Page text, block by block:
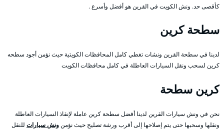
كأقصى حد. ونش الكويت في القرين هو أفضل وأسرع .
سطحة كرين
لدينا في سطحة القرين ونشات تغطي كامل المحافظات الكويتية حيث نؤمن أجود سطحه
كرين لسحب ونقل السيارات العاطلة في كامل محافظات الكويت
كرين سطحة
نحن في ونش سيارات القرين لدينا أفضل سطحة كرين عاملة لإنقاذ السيارات العاطلة
ونقلها وسحبها حتى يتم إصلاحها إلى أقرب ورشة تصليح حيث نؤمنونش سيارات للنقل